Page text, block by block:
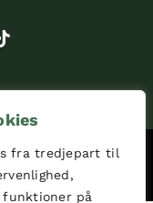
fra tredjepart til
funktioner på